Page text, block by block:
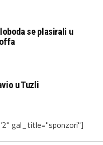
se plasirali u
u Tuzli
gal_title="sponzori"]